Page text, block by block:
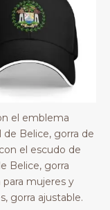
el emblema
de Belice, gorra de
el escudo de
Belice, gorra
para mujeres y
gorra ajustable.